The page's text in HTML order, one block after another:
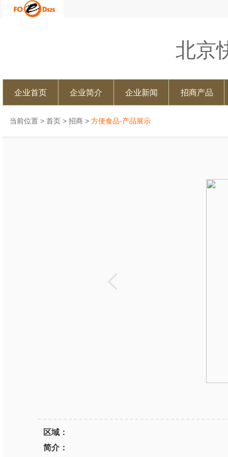
北京
企业首页 企业简介 企业新闻 招商产品
当前位置 > 首页 > 招商 > 方便食品-产品展示
区域：
简介：